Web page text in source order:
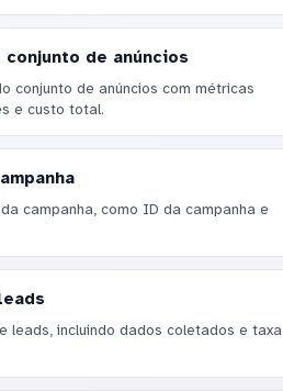
conjunto de anúncios
conjunto de anúncios com métricas
e custo total.
campanha, como ID da campanha e
leads, incluindo dados coletados e taxa